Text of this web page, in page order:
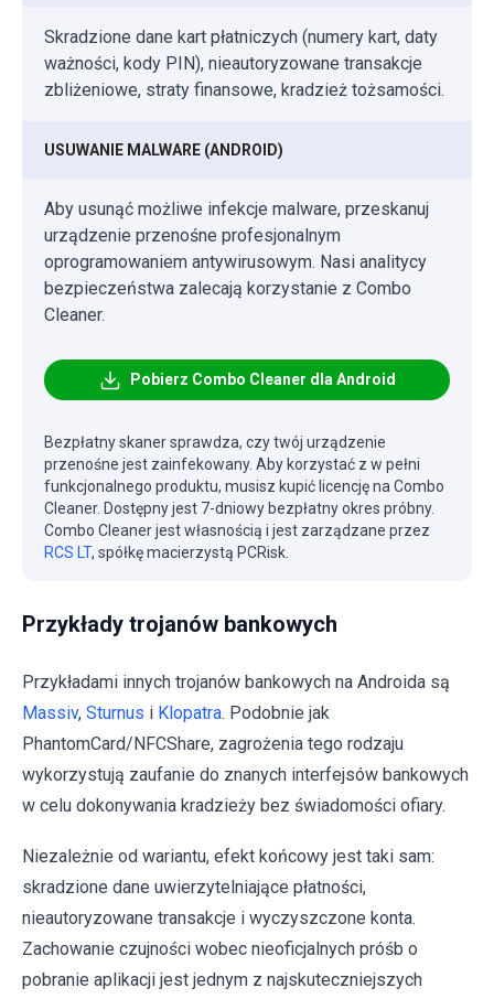
Skradzione dane kart płatniczych (numery kart, daty
ważności, kody PIN), nieautoryzowane transakcje
zbliżeniowe, straty finansowe, kradzież tożsamości.
USUWANIE MALWARE (ANDROID)
Aby usunąć możliwe infekcje malware, przeskanuj
urządzenie przenośne profesjonalnym
oprogramowaniem antywirusowym. Nasi analitycy
bezpieczeństwa zalecają korzystanie z Combo
Cleaner.
Pobierz Combo Cleaner dla Android
Bezpłatny skaner sprawdza, czy twój urządzenie
przenośne jest zainfekowany. Aby korzystać z w pełni
funkcjonalnego produktu, musisz kupić licencję na Combo
Cleaner. Dostępny jest 7-dniowy bezpłatny okres próbny.
Combo Cleaner jest własnością i jest zarządzane przez
RCS LT, spółkę macierzystą PCRisk.
Przykłady trojanów bankowych
Przykładami innych trojanów bankowych na Androida są
Massiv, Sturnus i Klopatra. Podobnie jak
PhantomCard/NFCShare, zagrożenia tego rodzaju
wykorzystują zaufanie do znanych interfejsów bankowych
w celu dokonywania kradzieży bez świadomości ofiary.
Niezależnie od wariantu, efekt końcowy jest taki sam:
skradzione dane uwierzytelniające płatności,
nieautoryzowane transakcje i wyczyszczone konta.
Zachowanie czujności wobec nieoficjalnych próśb o
pobranie aplikacji jest jednym z najskuteczniejszych